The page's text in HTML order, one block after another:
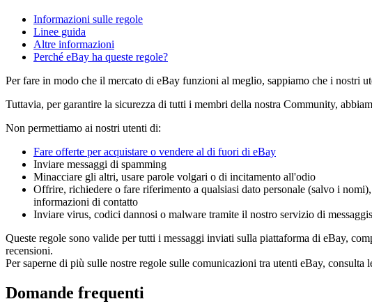
Informazioni sulle regole
Linee guida
Altre informazioni
Perché eBay ha queste regole?
Per fare in modo che il mercato di eBay funzioni al meglio, sappiamo che i nostri
Tuttavia, per garantire la sicurezza di tutti i membri della nostra Community,
Non permettiamo ai nostri utenti di:
Fare offerte per acquistare o vendere al di fuori di eBay
Inviare messaggi di spamming
Minacciare gli altri, usare parole volgari o di incitamento all'odio
Offrire, richiedere o fare riferimento a qualsiasi dato personale (salvo i
informazioni di contatto
Inviare virus, codici dannosi o malware tramite il nostro servizio di
Queste regole sono valide per tutti i messaggi inviati sulla piattaforma di eBay,
recensioni.
Per saperne di più sulle nostre regole sulle comunicazioni tra utenti eBay,
Domande frequenti